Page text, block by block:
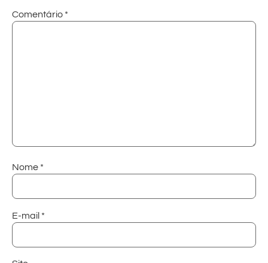
Comentário *
Nome *
E-mail *